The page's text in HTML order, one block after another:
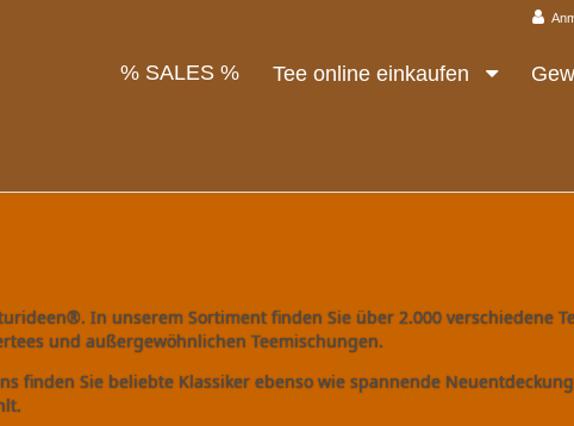
% SALES % Tee online einkaufen
In unserem Sortiment finden Sie über 2.000 verschiedene
und außergewöhnlichen Teemischungen.
finden Sie beliebte Klassiker ebenso wie spannende